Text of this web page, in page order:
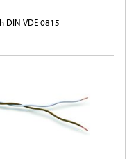
DIN VDE 0815